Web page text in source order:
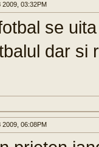
2009, 03:32PM
se
dar si
2009, 06:08PM